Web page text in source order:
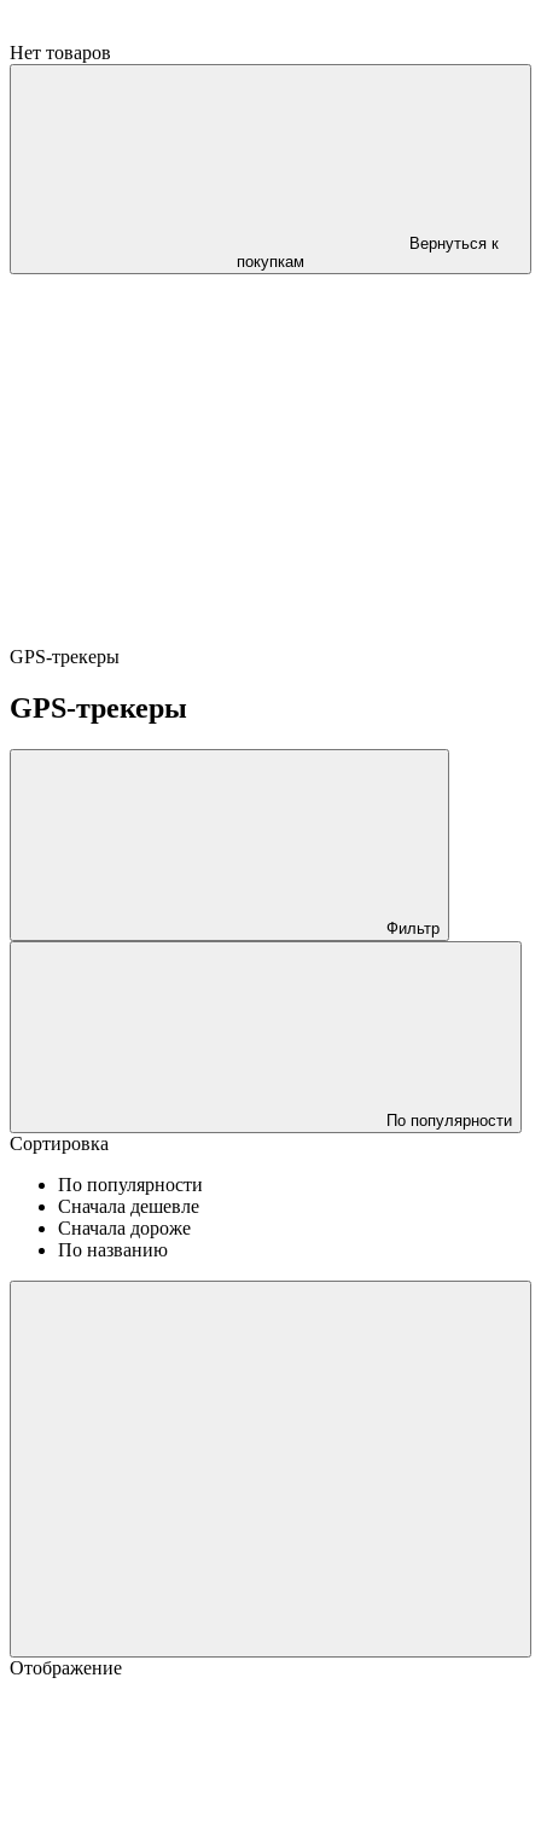
Нет товаров
Вернуться к
покупкам
GPS-трекеры
GPS-трекеры
Фильтр
По популярности
Сортировка
По популярности
Сначала дешевле
Сначала дороже
По названию
Отображение